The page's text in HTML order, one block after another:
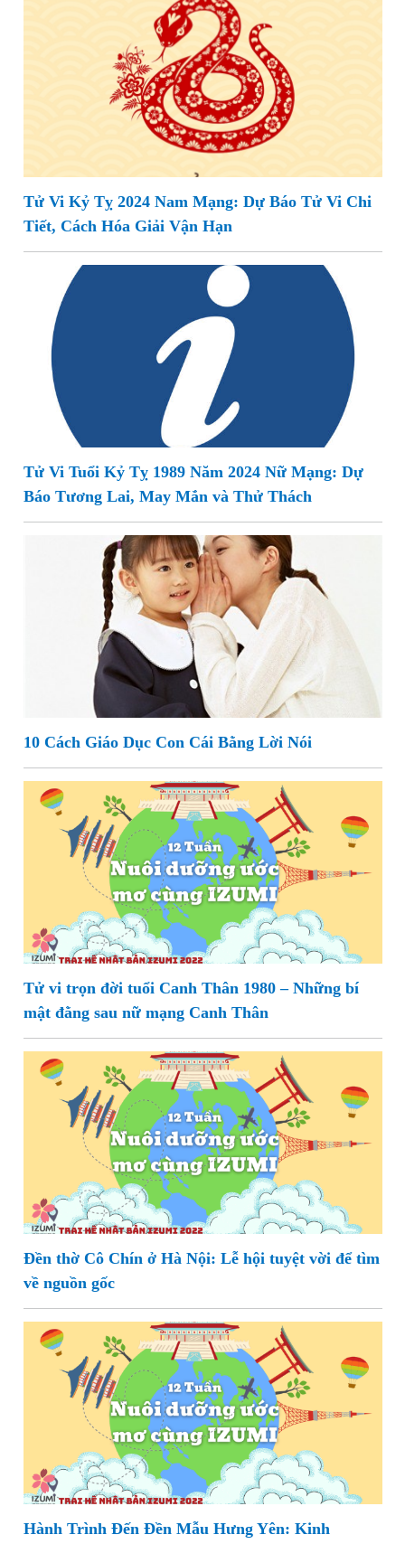
Tử Vi Kỷ Tỵ 2024 Nam Mạng: Dự Báo Tử Vi Chi
Tiết, Cách Hóa Giải Vận Hạn
Tử Vi Tuổi Kỷ Tỵ 1989 Năm 2024 Nữ Mạng: Dự
Báo Tương Lai, May Mắn và Thử Thách
10 Cách Giáo Dục Con Cái Bằng Lời Nói
Tử vi trọn đời tuổi Canh Thân 1980 – Những bí
mật đằng sau nữ mạng Canh Thân
Đền thờ Cô Chín ở Hà Nội: Lễ hội tuyệt vời để tìm
về nguồn gốc
Hành Trình Đến Đền Mẫu Hưng Yên: Kinh